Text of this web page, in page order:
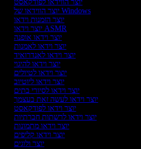
יוצר הווידאו לפודקאסט
יוצר הווידאו של Windows
יוצר הזמנות וידאו
יוצר וידאו ASMR
יוצר וידאו אופנה
יוצר וידאו לאמנות
יוצר וידאו לאנדרואיד
יוצר וידאו להיגוי
יוצר וידאו לטיולים
יוצר וידאו ליוטיוב
יוצר וידאו לסיורי בתים
יוצר וידאו לעשה זאת בעצמך
יוצר וידאו לפודקאסט
יוצר וידאו לרשתות חברתיות
יוצר וידאו מתמונות
יוצר וידאו קליפים
יוצר ולוגים